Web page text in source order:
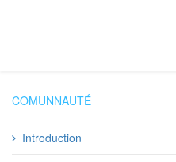
COMUNNAUTÉ
Introduction